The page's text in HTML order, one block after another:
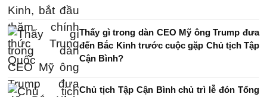
Thấy gì trong dàn CEO Mỹ ông Trump đưa
đến Bắc Kinh trước cuộc gặp Chủ tịch Tập
Cận Bình?
Chủ tịch Tập Cận Bình chủ trì lễ đón Tổng